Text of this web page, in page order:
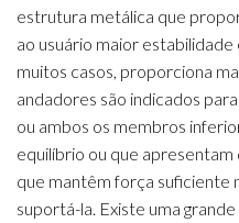
estrutura metálica que
ao usuário maior
muitos casos, proporciona
andadores são indicados
ou ambos os membros
equilíbrio ou que apresentam
que mantêm força suficiente
suportá-la. Existe uma